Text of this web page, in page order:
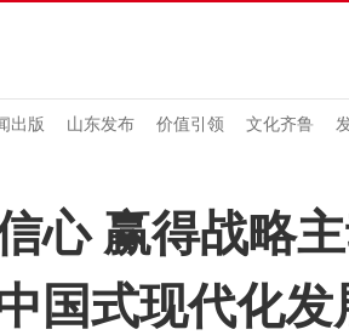
出版 山东发布 价值引领 文化齐鲁
心 赢得战略
国式现代化发